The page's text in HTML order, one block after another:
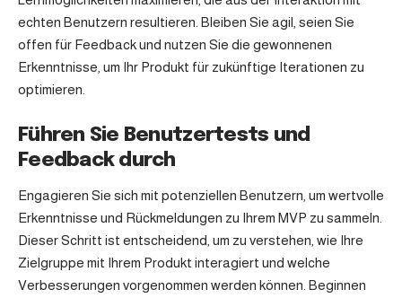
echten Benutzern resultieren. Bleiben Sie agil, seien Sie
offen für Feedback und nutzen Sie die gewonnenen
Erkenntnisse, um Ihr Produkt für zukünftige Iterationen zu
optimieren.
Führen Sie Benutzertests und
Feedback durch
Engagieren Sie sich mit potenziellen Benutzern, um wertvolle
Erkenntnisse und Rückmeldungen zu Ihrem MVP zu sammeln.
Dieser Schritt ist entscheidend, um zu verstehen, wie Ihre
Zielgruppe mit Ihrem Produkt interagiert und welche
Verbesserungen vorgenommen werden können. Beginnen